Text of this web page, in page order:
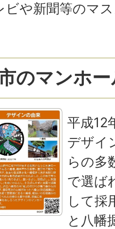
ビや新聞等のマ
のマンホ
平成12
デザイ
らの多
で選ば
して採
と八幡